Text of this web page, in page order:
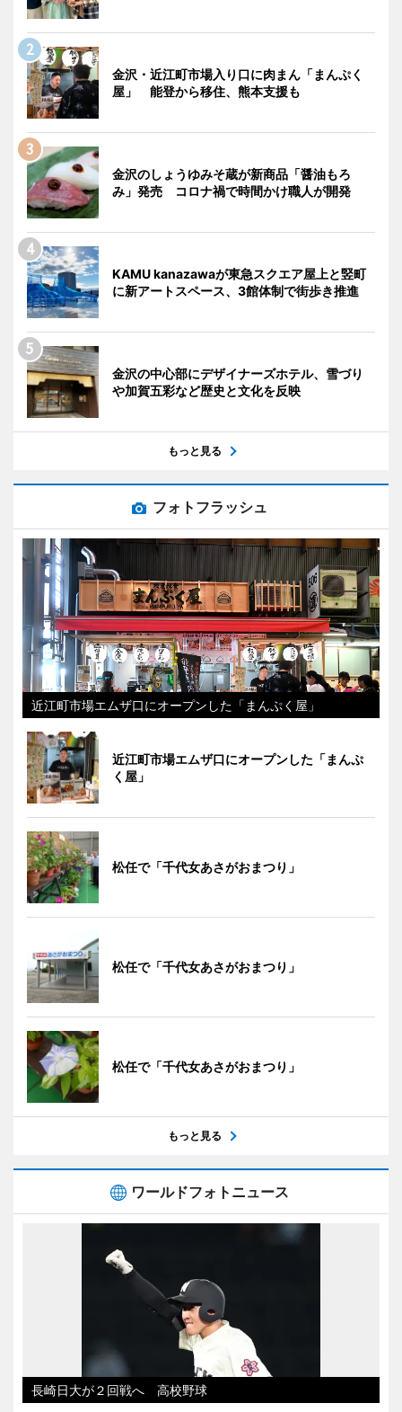
金沢・近江町市場入り口に肉まん「まんぷく
屋」 能登から移住、熊本支援も
金沢のしょうゆみそ蔵が新商品「醤油もろ
み」発売 コロナ禍で時間かけ職人が開発
KAMU kanazawaが東急スクエア屋上と竪町
に新アートスペース、3館体制で街歩き推進
金沢の中心部にデザイナーズホテル、雪づり
や加賀五彩など歴史と文化を反映
もっと見る
フォトフラッシュ
近江町市場エムザ口にオープンした「まんぷく屋」
近江町市場エムザ口にオープンした「まんぷ
く屋」
松任で「千代女あさがおまつり」
松任で「千代女あさがおまつり」
松任で「千代女あさがおまつり」
もっと見る
ワールドフォトニュース
長崎日大が２回戦へ 高校野球